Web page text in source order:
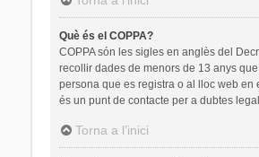
Què és el COPPA?
COPPA són les sigles en anglès del
recollir dades de menors de 13 anys
persona que es registra o al lloc web
és un punt de contacte per a dubtes
Torna a l’inici